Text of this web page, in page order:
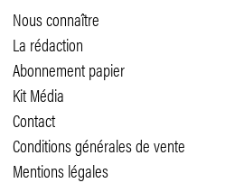
Nous connaître
La rédaction
Abonnement papier
Kit Média
Contact
Conditions générales de vente
Mentions légales